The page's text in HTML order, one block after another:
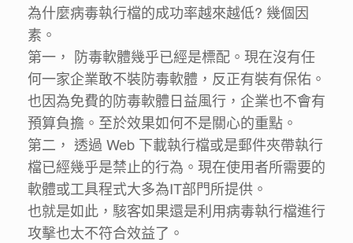
為什麼病毒執行檔的成功率越來越低? 幾個因
素。
第一， 防毒軟體幾乎已經是標配。現在沒有任
何一家企業敢不裝防毒軟體，反正有裝有保佑。
也因為免費的防毒軟體日益風行，企業也不會有
預算負擔。至於效果如何不是關心的重點。
第二， 透過 Web 下載執行檔或是郵件夾帶執行
檔已經幾乎是禁止的行為。現在使用者所需要的
軟體或工具程式大多為IT部門所提供。
也就是如此，駭客如果還是利用病毒執行檔進行
攻擊也太不符合效益了。